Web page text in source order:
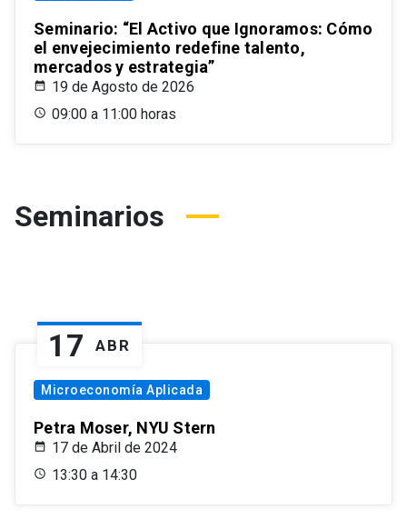
Seminario: “El Activo que Ignoramos: Cómo
el envejecimiento redefine talento,
mercados y estrategia”
19 de Agosto de 2026
09:00 a 11:00 horas
Seminarios
17 ABR
Microeconomía Aplicada
Petra Moser, NYU Stern
17 de Abril de 2024
13:30 a 14:30